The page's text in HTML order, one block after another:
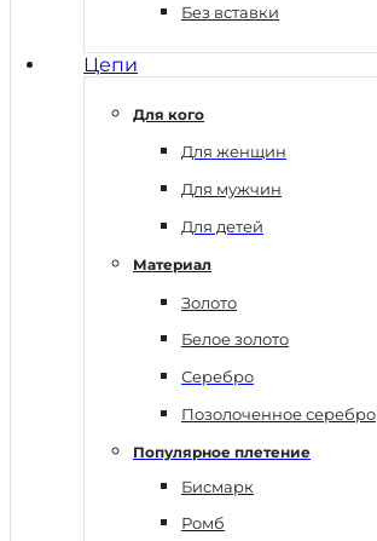
Без вставки
Цепи
Для кого
Для женщин
Для мужчин
Для детей
Материал
Золото
Белое золото
Серебро
Позолоченное серебро
Популярное плетение
Бисмарк
Ромб